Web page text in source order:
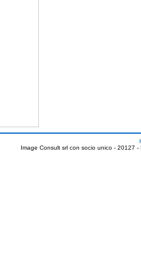
Image Consult srl con socio unico - 20127